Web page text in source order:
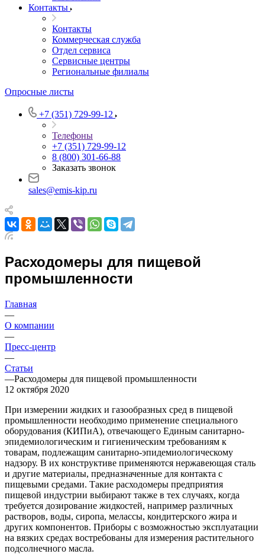
Контакты
Контакты
Коммерческая служба
Отдел сервиса
Сервисные центры
Региональные филиалы
Опросные листы
+7 (351) 729-99-12
Телефоны
+7 (351) 729-99-12
8 (800) 301-66-88
Заказать звонок
sales@emis-kip.ru
Расходомеры для пищевой
промышленности
Главная
—
О компании
—
Пресс-центр
—
Статьи
—Расходомеры для пищевой промышленности
12 октября 2020
При измерении жидких и газообразных сред в пищевой
промышленности необходимо применение специального
оборудования (КИПиА), отвечающего Единым санитарно-
эпидемиологическим и гигиеническим требованиям к
товарам, подлежащим санитарно-эпидемиологическому
надзору. В их конструктиве применяются нержавеющая сталь
и другие материалы, предназначенные для контакта с
пищевыми средами. Такие расходомеры предприятия
пищевой индустрии выбирают также в тех случаях, когда
требуется дозирование жидкостей, например различных
растворов, воды, сиропа, мелассы, кондитерского жира и
других компонентов. Приборы с возможностью эксплуатации
на вязких средах востребованы для измерения растительного
подсолнечного масла.